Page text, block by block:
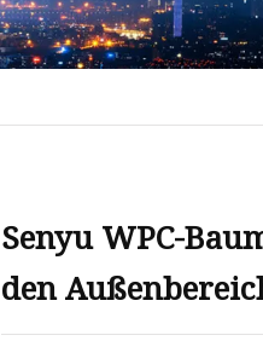
Senyu WPC-
den